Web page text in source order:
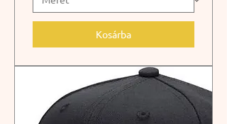
Kosárba